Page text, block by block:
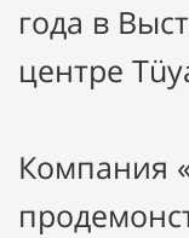
года в
центре
Компания